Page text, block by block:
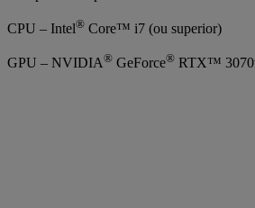
CPU – Intel® Core™ i7 (ou superior)
GPU – NVIDIA® GeForce® RTX™